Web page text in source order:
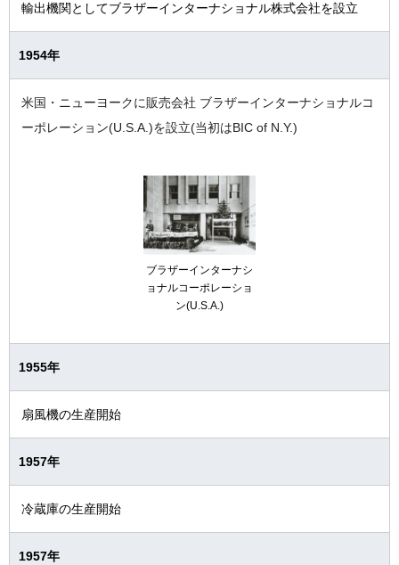
輸出機関としてブラザーインターナショナル株式会社を設立
1954年
米国・ニューヨークに販売会社 ブラザーインターナショナルコ
ーポレーション(U.S.A.)を設立(当初はBIC of N.Y.)
ブラザーインターナシ
ョナルコーポレーショ
ン(U.S.A.)
1955年
扇風機の生産開始
1957年
冷蔵庫の生産開始
1957年